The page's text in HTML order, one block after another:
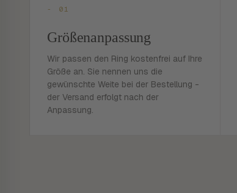
- 01
Größenanpassung
Wir passen den Ring kostenfrei auf Ihre
Größe an. Sie nennen uns die
gewünschte Weite bei der Bestellung -
der Versand erfolgt nach der
Anpassung.